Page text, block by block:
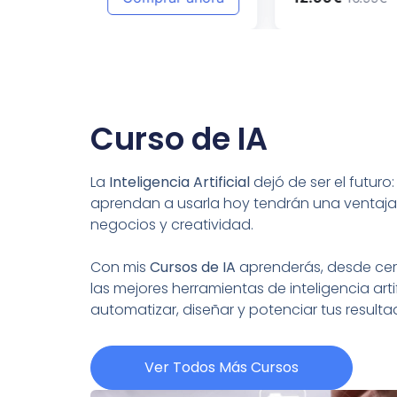
Curso de IA
La Inteligencia Artificialdejó de ser el futuro:
aprendan a usarla hoy tendrán una
negocios y creatividad.
Con mis Cursos de IA aprenderás, desde
las mejores herramientas de inteligencia
automatizar, diseñar y potenciar tus
Ver Todos Más Cursos